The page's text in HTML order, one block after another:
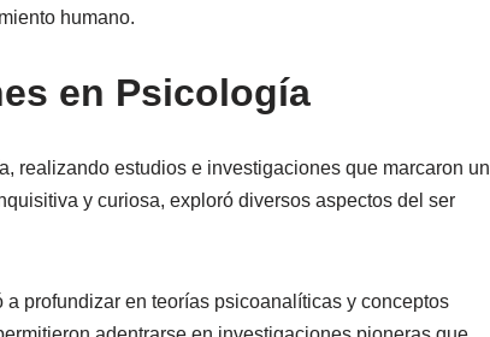
humano.
en Psicología
realizando estudios e investigaciones que marcaron un
y curiosa, exploró diversos aspectos del ser
profundizar en teorías psicoanalíticas y conceptos